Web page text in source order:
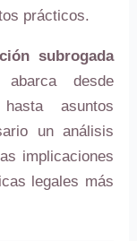
prácticos.
subrogada
desde
asuntos
un análisis
implicaciones
legales más